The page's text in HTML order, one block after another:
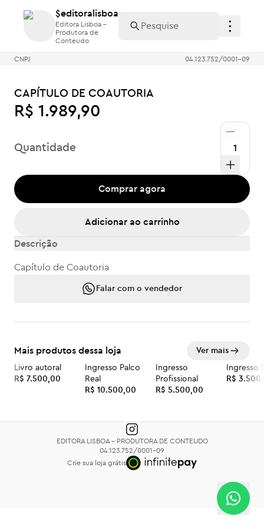
$editoralisboa
Editora Lisboa -
Produtora de
Conteudo
$editoralisboa
Editora Lisboa -
Produtora de
Conteudo
CNPJ 04.123.752/0001-09
CAPÍTULO DE COAUTORIA
R$ 1.989,90
Quantidade
Comprar agora
Adicionar ao carrinho
Descrição
Capítulo de Coautoria
Falar com o vendedor
Mais produtos dessa loja Ver mais
Livro autoral
R$ 7.500,00
Ingresso Palco
Real
R$ 10.500,00
Ingresso
Profissional
R$ 5.500,00
Ingresso
R$
EDITORA LISBOA - PRODUTORA DE CONTEUDO
04.123.752/0001-09
Crie sua loja grátis